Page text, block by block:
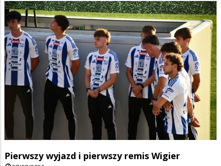
Pierwszy wyjazd i pierwszy remis Wigier